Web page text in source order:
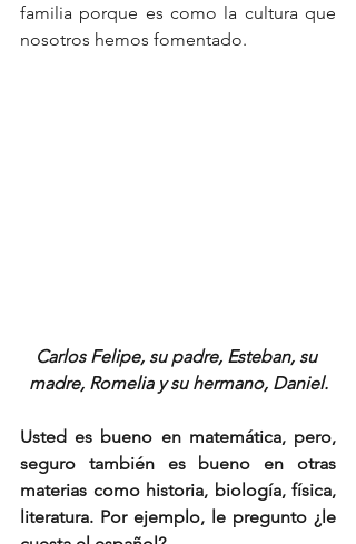
familia porque es como la cultura que
nosotros hemos fomentado.
Carlos Felipe, su padre, Esteban, su
madre, Romelia y su hermano, Daniel.
Usted es bueno en matemática, pero,
seguro también es bueno en otras
materias como historia, biología, física,
literatura. Por ejemplo, le pregunto ¿le